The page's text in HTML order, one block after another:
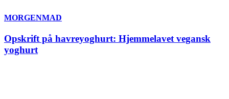
MORGENMAD
Opskrift på havreyoghurt: Hjemmelavet vegansk
yoghurt